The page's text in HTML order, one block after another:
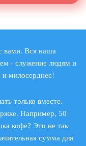
вами. Вся наша
- служение людям и
и милосерднее!
только вместе.
Например, 50
кофе? Это не так
сумма для